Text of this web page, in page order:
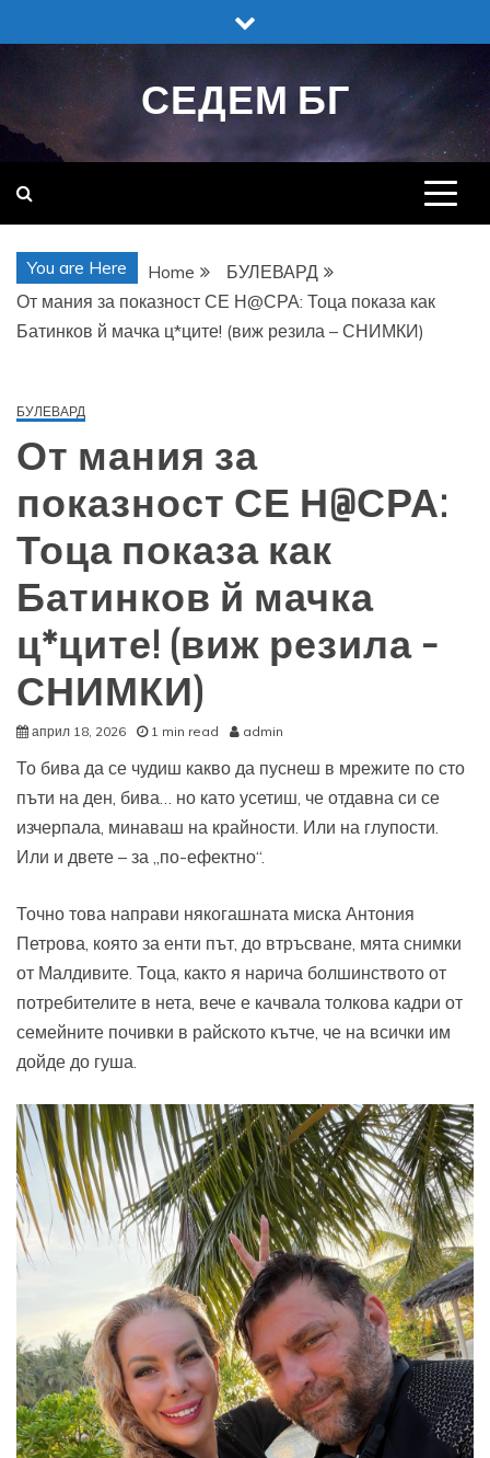
to
СЕДЕМ БГ
You are Here Home
БУЛЕВАРД
От мания за показност СЕ Н@СРА: Тоца показа как
Батинков й мачка ц*ците! (виж резила – СНИМКИ)
БУЛЕВАРД
От мания за
показност СЕ Н@СРА:
Тоца показа как
Батинков й мачка
ц*ците! (виж резила –
СНИМКИ)
април 18, 2026 1 min read admin
То бива да се чудиш какво да пуснеш в мрежите по сто
пъти на ден, бива… но като усетиш, че отдавна си се
изчерпала, минаваш на крайности. Или на глупости.
Или и двете – за „по-ефектно“.
Точно това направи някогашната миска Антония
Петрова, която за енти път, до втръсване, мята снимки
от Малдивите. Тоца, както я нарича болшинството от
потребителите в нета, вече е качвала толкова кадри от
семейните почивки в райското кътче, че на всички им
дойде до гуша.